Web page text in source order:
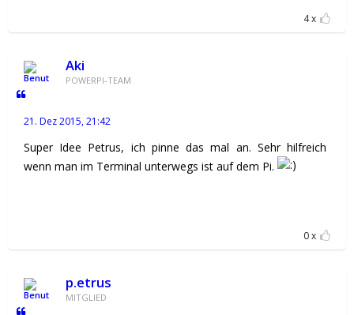
4
Aki
POWERPI-TEAM
21. Dez 2015, 21:42
Super Idee Petrus, ich pinne das mal an. Sehr hilfreich
wenn man im Terminal unterwegs ist auf dem Pi.
0
p.etrus
MITGLIED